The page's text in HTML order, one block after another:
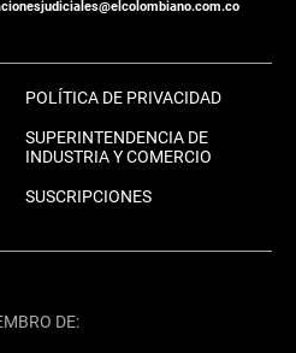
POLÍTICA DE PRIVACIDAD
SUPERINTENDENCIA DE
INDUSTRIA Y COMERCIO
SUSCRIPCIONES
DE: